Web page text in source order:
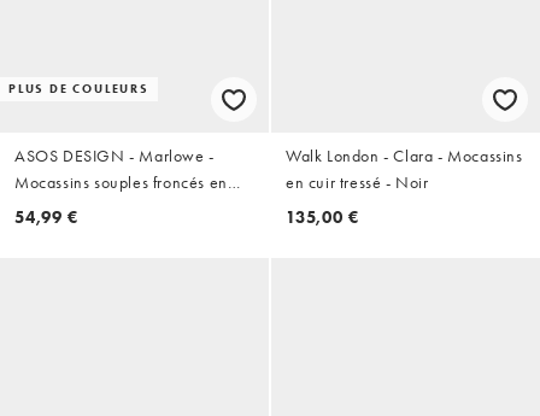
PLUS DE COULEURS
ASOS DESIGN - Marlowe -
Mocassins souples froncés en
cuir - Noir
54,99 €
Walk London - Clara - Mocassins
en cuir tressé - Noir
135,00 €